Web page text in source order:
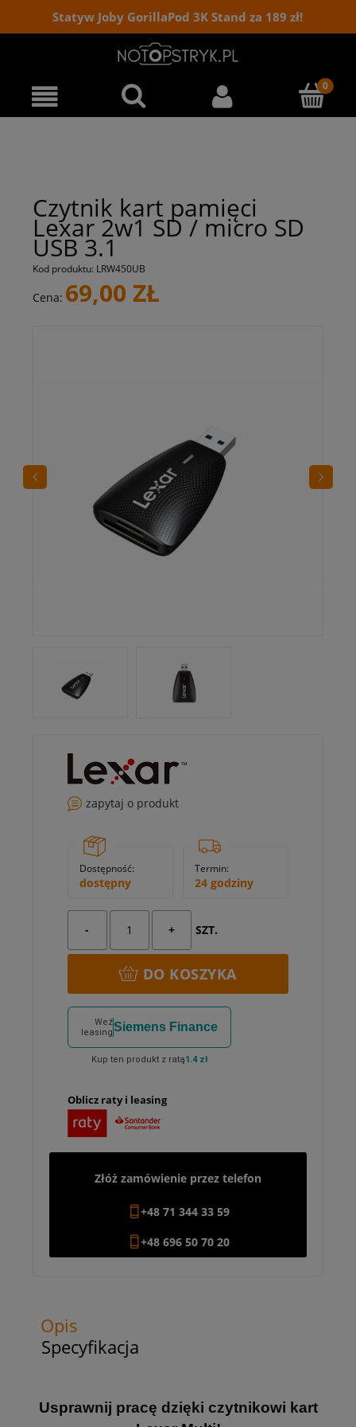
Statyw Joby GorillaPod 3K Stand za 189 zł!
Czytnik kart pamięci
Lexar 2w1 SD / micro SD
USB 3.1
Kod produktu: LRW450UB
Cena: 69,00 ZŁ
zapytaj o produkt
Dostępność:
dostępny
Termin:
24 godziny
- + SZT.
DO KOSZYKA
Weź
leasingSiemens Finance
Kup ten produkt z ratą1.4 zł
Oblicz raty i leasing
Złóż zamówienie przez telefon
+48 71 344 33 59
+48 696 50 70 20
Opis
Specyfikacja
Usprawnij pracę dzięki czytnikowi kart